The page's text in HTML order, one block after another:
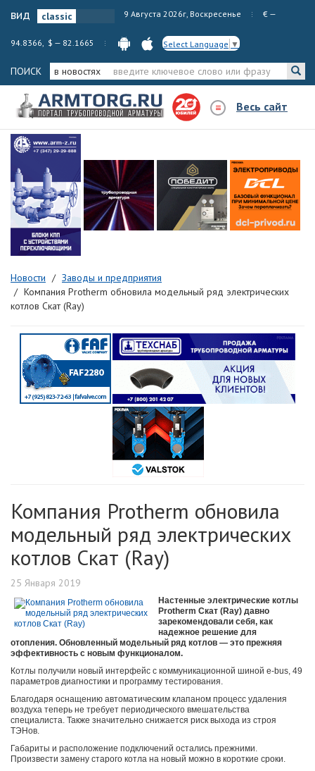
вид 9 Августа 2026г, Воскресенье € —
94.8366, $ — 82.1665 Select Language ▼
ПОИСК в новостях
Весь сайт
Новости
Заводы и предприятия
Компания Protherm обновила модельный ряд электрических
котлов Скат (Ray)
Компания Protherm обновила
модельный ряд электрических
котлов Скат (Ray)
25 Января 2019
Настенные электрические котлы
Protherm Скат (Ray) давно
зарекомендовали себя, как
надежное решение для
отопления. Обновленный модельный ряд котлов — это прежняя
эффективность с новым функционалом.
Котлы получили новый интерфейс с коммуникационной шиной e-bus, 49
параметров диагностики и программу тестирования.
Благодаря оснащению автоматическим клапаном процесс удаления
воздуха теперь не требует периодического вмешательства
специалиста. Также значительно снижается риск выхода из строя
ТЭНов.
Габариты и расположение подключений остались прежними.
Произвести замену старого котла на новый можно в короткие сроки.